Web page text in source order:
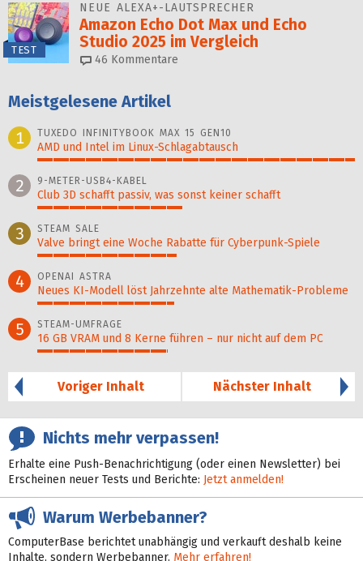
TEST
NEUE ALEXA+-LAUTSPRECHER
Amazon Echo Dot Max und Echo
Studio 2025 im Vergleich
46 Kommentare
Meistgelesene Artikel
1
TUXEDO INFINITYBOOK MAX 15 GEN10
AMD und Intel im Linux-Schlagabtausch
2 9-METER-USB4-KABEL
Club 3D schafft passiv, was sonst keiner schafft
3 STEAM SALE
Valve bringt eine Woche Rabatte für Cyberpunk-Spiele
4 OPENAI ASTRA
Neues KI-Modell löst Jahr­zehn­te alte Ma­thematik-Pro­ble­me
5 STEAM-UMFRAGE
16 GB VRAM und 8 Kerne führen – nur nicht auf dem PC
Voriger Inhalt
Nächster Inhalt
Nichts mehr verpassen!
Erhalte eine Push-Benachrichtigung (oder einen Newsletter) bei
Erscheinen neuer Tests und Berichte: Jetzt anmelden!
Warum Werbebanner?
ComputerBase berichtet unabhängig und verkauft deshalb keine
Inhalte, sondern Werbebanner. Mehr erfahren!